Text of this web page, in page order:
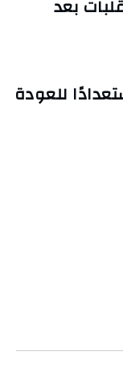
7 أوت 2026/ تقلبات بعد
للعودة